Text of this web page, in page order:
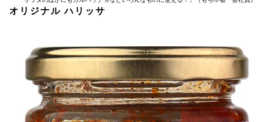
オリジナル ハリッサ